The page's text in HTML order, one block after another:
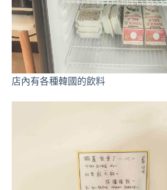
店內有各種韓國的飲料